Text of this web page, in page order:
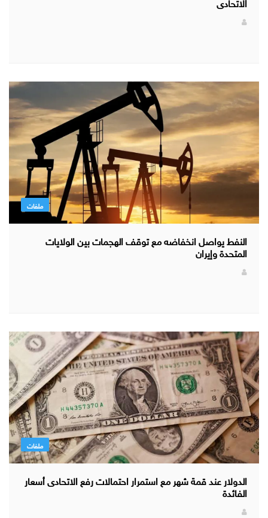
ملفات
النفط يواصل انخفاضه مع توقف الهجمات بين الولايات
المتحدة وإيران
ملفات
الدولار عند قمة شهر مع استمرار احتمالات رفع الاتحادى أسعار
الفائدة